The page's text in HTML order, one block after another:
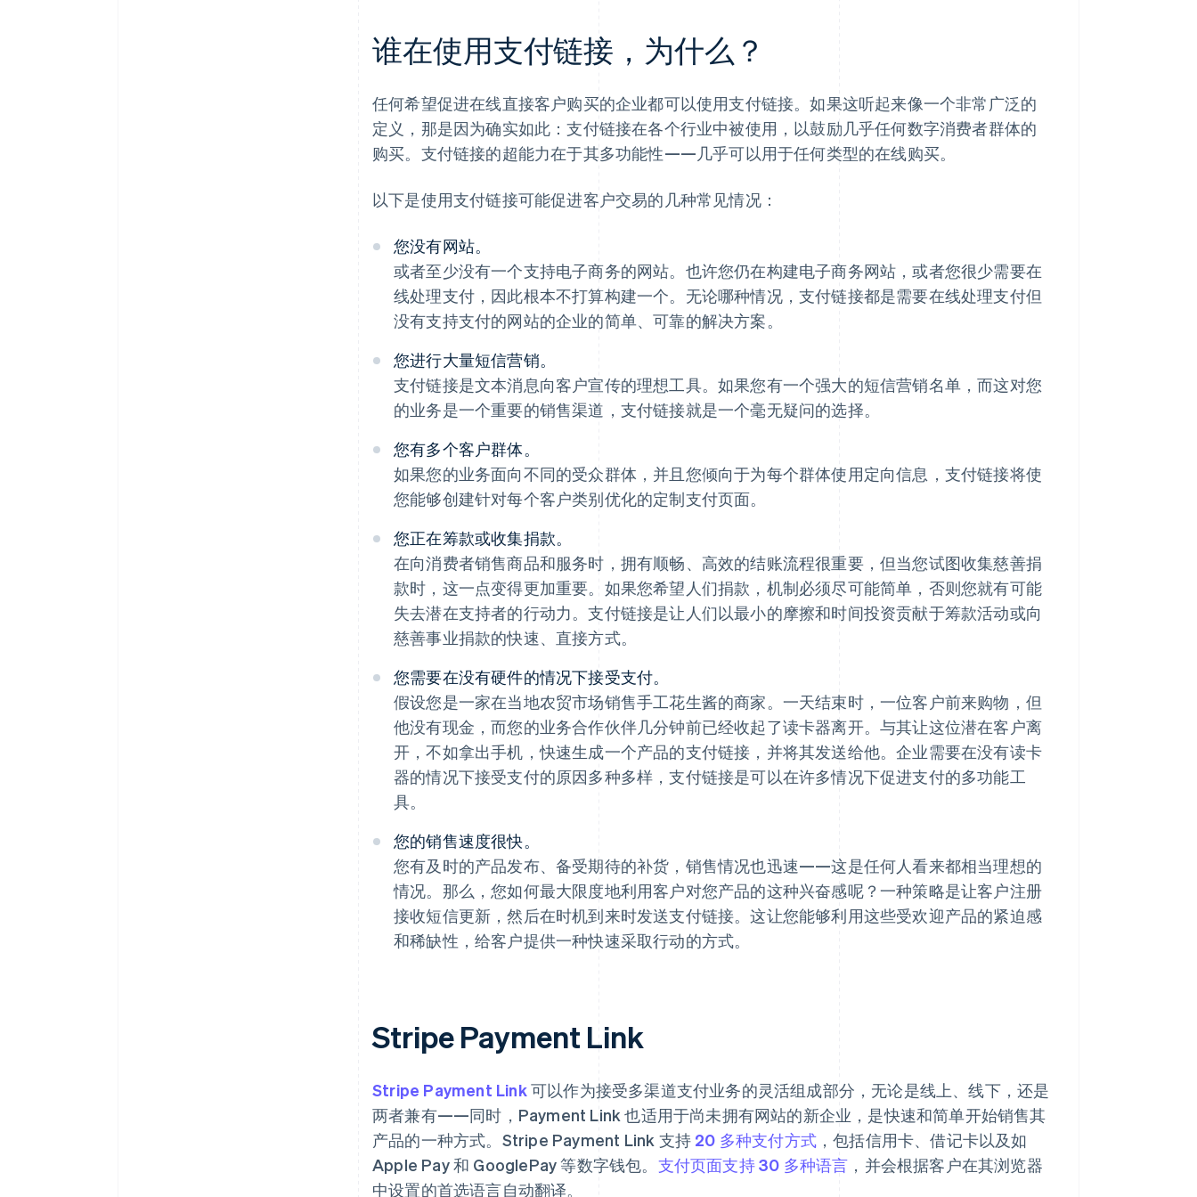
谁在使用支付链接，为什么？
任何希望促进在线直接客户购买的企业都可以使用支付链接。如果这听起来像一个非常广泛的
定义，那是因为确实如此：支付链接在各个行业中被使用，以鼓励几乎任何数字消费者群体的
购买。支付链接的超能力在于其多功能性——几乎可以用于任何类型的在线购买。
以下是使用支付链接可能促进客户交易的几种常见情况：
您没有网站。
或者至少没有一个支持电子商务的网站。也许您仍在构建电子商务网站，或者您很少需要在
线处理支付，因此根本不打算构建一个。无论哪种情况，支付链接都是需要在线处理支付但
没有支持支付的网站的企业的简单、可靠的解决方案。
您进行大量短信营销。
支付链接是文本消息向客户宣传的理想工具。如果您有一个强大的短信营销名单，而这对您
的业务是一个重要的销售渠道，支付链接就是一个毫无疑问的选择。
您有多个客户群体。
如果您的业务面向不同的受众群体，并且您倾向于为每个群体使用定向信息，支付链接将使
您能够创建针对每个客户类别优化的定制支付页面。
您正在筹款或收集捐款。
在向消费者销售商品和服务时，拥有顺畅、高效的结账流程很重要，但当您试图收集慈善捐
款时，这一点变得更加重要。如果您希望人们捐款，机制必须尽可能简单，否则您就有可能
失去潜在支持者的行动力。支付链接是让人们以最小的摩擦和时间投资贡献于筹款活动或向
慈善事业捐款的快速、直接方式。
您需要在没有硬件的情况下接受支付。
假设您是一家在当地农贸市场销售手工花生酱的商家。一天结束时，一位客户前来购物，但
他没有现金，而您的业务合作伙伴几分钟前已经收起了读卡器离开。与其让这位潜在客户离
开，不如拿出手机，快速生成一个产品的支付链接，并将其发送给他。企业需要在没有读卡
器的情况下接受支付的原因多种多样，支付链接是可以在许多情况下促进支付的多功能工
具。
您的销售速度很快。
您有及时的产品发布、备受期待的补货，销售情况也迅速——这是任何人看来都相当理想的
情况。那么，您如何最大限度地利用客户对您产品的这种兴奋感呢？一种策略是让客户注册
接收短信更新，然后在时机到来时发送支付链接。这让您能够利用这些受欢迎产品的紧迫感
和稀缺性，给客户提供一种快速采取行动的方式。
Stripe Payment Link
Stripe Payment Link可以作为接受多渠道支付业务的灵活组成部分，无论是线上、线下，还是
两者兼有——同时，Payment Link 也适用于尚未拥有网站的新企业，是快速和简单开始销售其
产品的一种方式。Stripe Payment Link 支持 20 多种支付方式 ，包括信用卡、借记卡以及如
Apple Pay 和 GooglePay 等数字钱包。 支付页面支持 30 多种语言 ，并会根据客户在其浏览器
中设置的首选语言自动翻译。